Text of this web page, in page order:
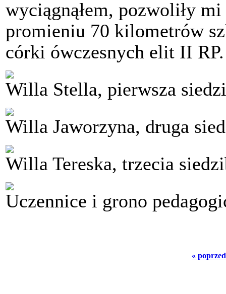
wyciągnąłem, pozwoliły
promieniu 70 kilometrów
córki ówczesnych elit II RP.
Willa Stella, pierwsza
Willa Jaworzyna, druga
Willa Tereska, trzecia
Uczennice i grono
«